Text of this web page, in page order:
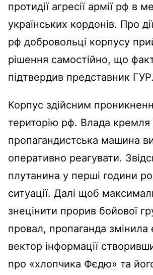
протидії агресії армії рф в
українських кордонів. Про
рф добровольці корпусу
рішення самостійно, що
підтвердив представник ГУР.
Корпус здійсним
територію рф. Влада кремля
пропагандистська машина
оперативно реагувати.
плутанина у перші години
ситуації. Далі щоб
знецінити прорив бойової
провал, пропаганда змінила
вектор інформації
про «хлопчика Фєдю» та